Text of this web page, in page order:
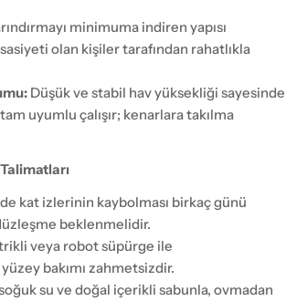
minimuma indiren yapısı
olan kişiler tarafından rahatlıkla
Düşük ve stabil hav yüksekliği sayesinde
uyumlu çalışır; kenarlara takılma
kat izlerinin kaybolması birkaç günü
beklenmelidir.
veya robot süpürge ile
bakımı zahmetsizdir.
su ve doğal içerikli sabunla, ovmadan